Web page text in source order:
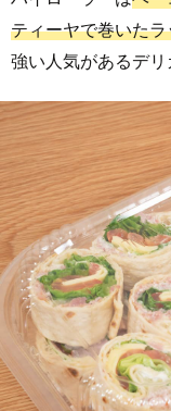
ティーヤで巻いた
強い人気があるデリ